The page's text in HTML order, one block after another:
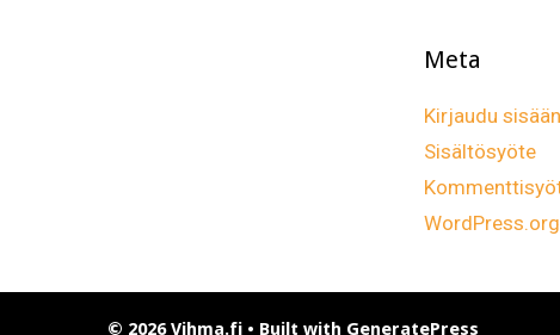
Meta
Kirjaudu sisään
Sisältösyöte
WordPress.org
© 2026 Vihma.fi• Built with GeneratePress